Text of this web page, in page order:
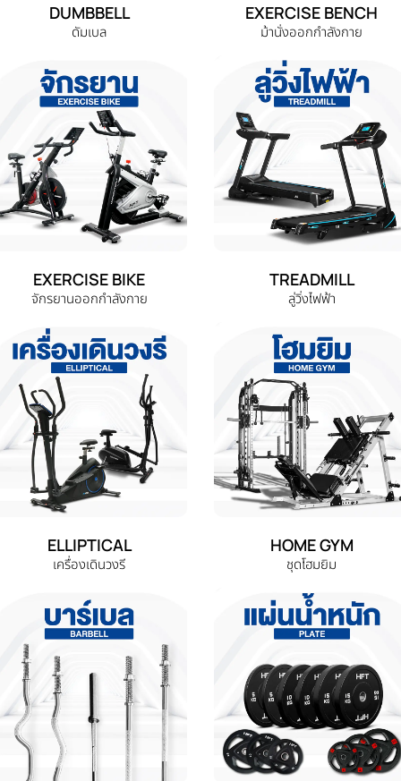
DUMBBELL
ดัมเบล
EXERCISE BENCH
ม้านั่งออกกำลังกาย
EXERCISE BIKE
จักรยานออกกำลังกาย
TREADMILL
ลู่วิ่งไฟฟ้า
ELLIPTICAL
เครื่องเดินวงรี
HOME GYM
ชุดโฮมยิม